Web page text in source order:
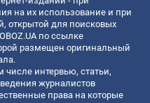
на их использование и при
открытой для поисковых
по ссылке
размещен оригинальный
числе интервью, статьи,
журналистов
права на которые